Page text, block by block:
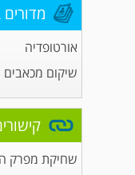
אורטופדיה
שיקום מכאבים
שחיקת מפרק